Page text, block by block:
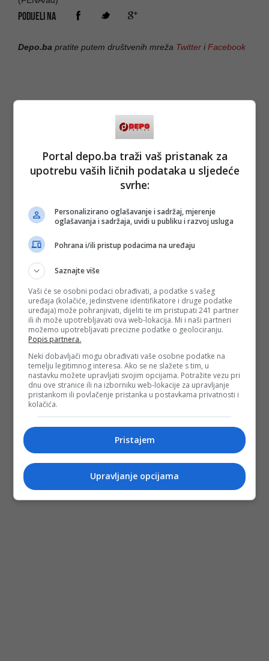
PODIJELI NA
Depo.ba pratite putem društvenih mreža Twitter iFacebook
Portal depo.ba traži vaš pristanak za
upotrebu vaših ličnih podataka u sljedeće
svrhe:
Personalizirano oglašavanje i sadržaj, mjerenje
oglašavanja i sadržaja, uvidi u publiku i razvoj usluga
Pohrana i/ili pristup podacima na uređaju
Saznajte više
Vaši će se osobni podaci obrađivati, a podatke s vašeg
uređaja (kolačiće, jedinstvene identifikatore i druge podatke
uređaja) može pohranjivati, dijeliti te im pristupati 241 partner
ili ih može upotrebljavati ova web-lokacija. Mi i naši partneri
možemo upotrebljavati precizne podatke o geolociranju.
Popis partnera.
Neki dobavljači mogu obrađivati vaše osobne podatke na
temelju legitimnog interesa. Ako se ne slažete s tim, u
nastavku možete upravljati svojim opcijama. Potražite vezu pri
dnu ove stranice ili na izborniku web-lokacije za upravljanje
pristankom ili povlačenje pristanka u postavkama privatnosti i
kolačića.
Pristajem
Upravljanje opcijama